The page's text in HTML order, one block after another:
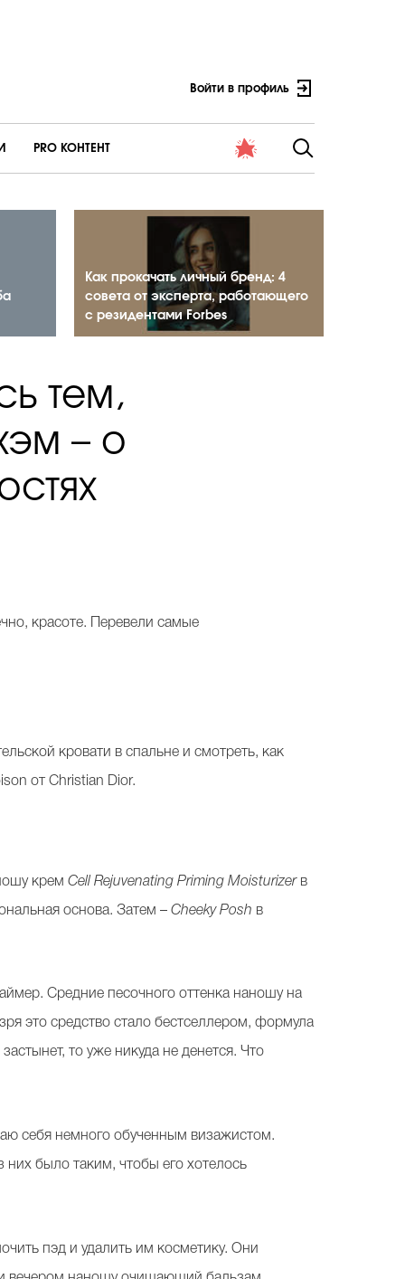
Войти в профиль
PRO КОНТЕНТ
Как прокачать личный бренд: 4
совета от эксперта, работающего
с резидентами Forbes
тем,
– о
красоте. Перевели самые
кровати в спальне и смотреть, как
от Christian Dior.
кремCell Rejuvenating Priming Moisturizerв
основа. Затем –Cheeky Posh в
Средние песочного оттенка наношу на
это средство стало бестселлером, формула
то уже никуда не денется. Что
себя немного обученным визажистом.
них было таким, чтобы его хотелось
пэд и удалить им косметику. Они